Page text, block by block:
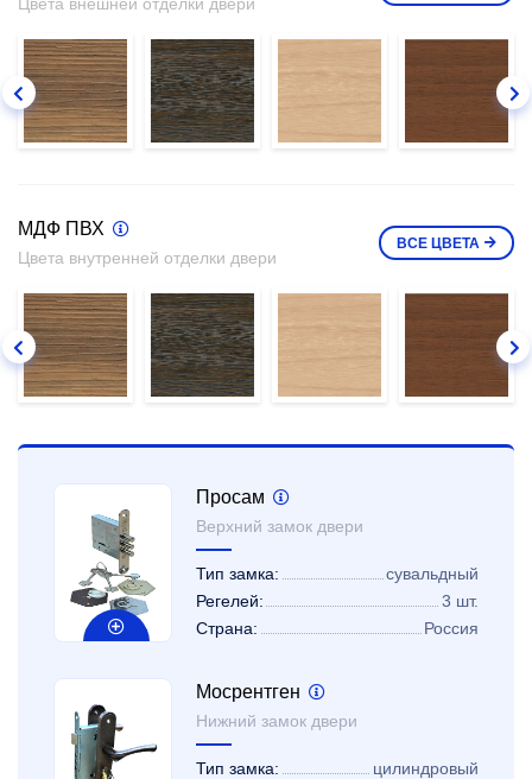
МДФ ПВХ
Цвета внутренней отделки двери
ВСЕ ЦВЕТА
Просам
Верхний замок двери
Тип замка:
сувальдный
Регелей:
3 шт.
Страна:
Россия
Мосрентген
Нижний замок двери
Тип замка:
цилиндровый